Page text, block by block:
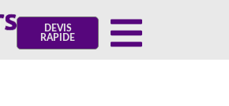
DEVIS
RAPIDE